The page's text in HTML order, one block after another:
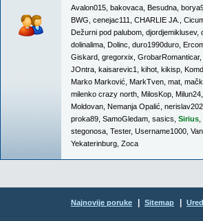
Avalon015 bakovaca Besudna
BWG cenejac111 CHARLIE JA.
Dežurni pod palubom djordjemiklusev,
dolinalima Dolinc duro1990duro
Giskard gregorxix GrobarRomanticar,
JOntra kaisarevic1 kihot kikisp
Marko Marković MarkTven mat
milenko crazy north MilosKop Milun24
Moldovan Nemanja Opalić
proka89 SamoGledam sasics Sirius
stegonosa Tester, Username1000
Yekaterinburg Zoca
Najnovije poruke Sitemap